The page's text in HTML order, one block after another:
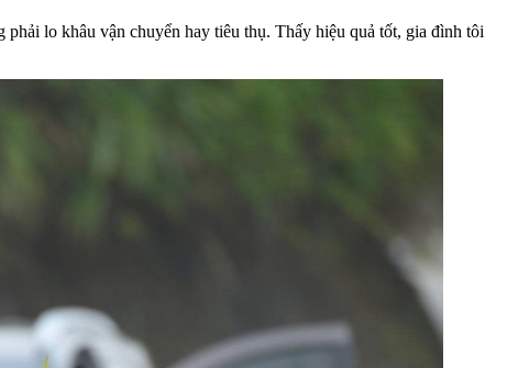
lo khâu vận chuyển hay tiêu thụ. Thấy hiệu quả tốt, gia đình tôi